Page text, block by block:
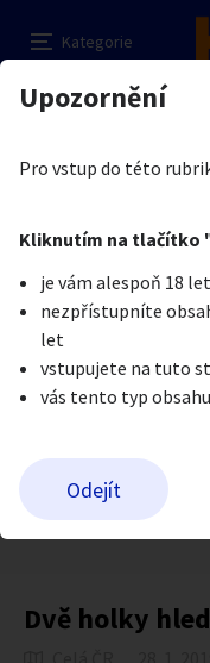
Kategorie
Auto-moto
Stroje a nářadí
Sběratelství
Erotika
Je nám líto, ale
Dvě holky
Dvě holky hledají
Prodávající
Pošlete uživateli
Nahlásit
Upozornění
Pro vstup do této
Kliknutím na tlačítko
je vám alespoň 18 let
nezpřístupníte
let
vstupujete na tuto
vás tento typ
Odejít